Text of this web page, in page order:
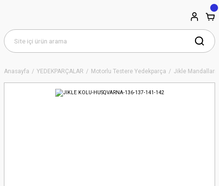
Anasayfa YEDEKPARÇALAR Motorlu Testere Yedekparça Jikle Mandalları